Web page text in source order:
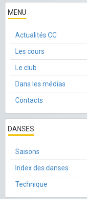
MENU
Actualités CC
Les cours
Le club
Dans les médias
Contacts
DANSES
Saisons
Index des danses
Technique